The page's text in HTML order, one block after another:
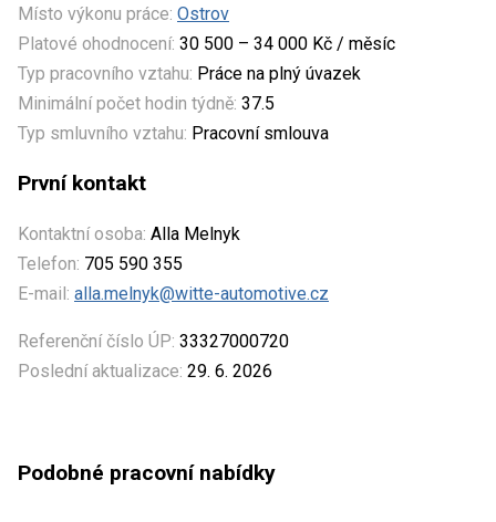
Místo výkonu práce: Ostrov
Platové ohodnocení: 30 500 – 34 000 Kč / měsíc
Typ pracovního vztahu: Práce na plný úvazek
Minimální počet hodin týdně: 37.5
Typ smluvního vztahu: Pracovní smlouva
První kontakt
Kontaktní osoba: Alla Melnyk
Telefon: 705 590 355
E-mail: alla.melnyk@witte-automotive.cz
Referenční číslo ÚP: 33327000720
Poslední aktualizace: 29. 6. 2026
Podobné pracovní nabídky